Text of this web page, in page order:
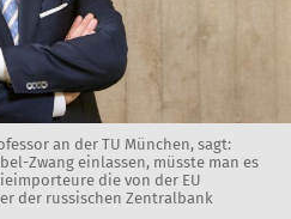
an der TU München, sagt:
Zwang einlassen, müsste man es
die von der EU
der russischen Zentralbank